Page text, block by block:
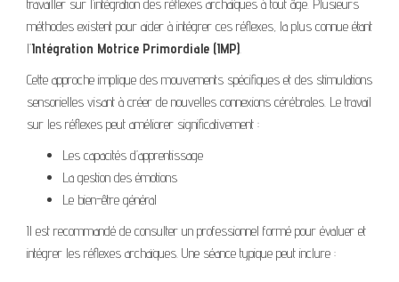
travailler sur l’intégration des réflexes archaïques à tout âge. Plusieurs
méthodes existent pour aider à intégrer ces réflexes, la plus connue étant
l’Intégration Motrice Primordiale (IMP).
Cette approche implique des mouvements spécifiques et des stimulations
sensorielles visant à créer de nouvelles connexions cérébrales. Le travail
sur les réflexes peut améliorer significativement :
Les capacités d’apprentissage
La gestion des émotions
Le bien-être général
Il est recommandé de consulter un professionnel formé pour évaluer et
intégrer les réflexes archaïques. Une séance typique peut inclure :